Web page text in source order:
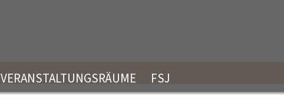
VERANSTALTUNGSRÄUME FSJ